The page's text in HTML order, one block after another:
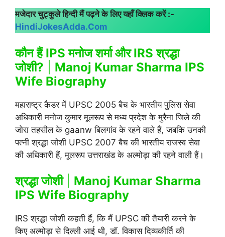
मजेदार चुट्कुले हिन्दी मैं पढ़ने के लिए यहाँ क्लिक करें :-
HindiJokesAdda.Com
कौन हैं IPS मनोज शर्मा और IRS श्रद्धा
जोशी?
Manoj Kumar Sharma IPS
Wife Biography
महाराष्ट्र कैडर में UPSC 2005 बैच के भारतीय पुलिस सेवा
अधिकारी मनोज कुमार मूलरूप से मध्य प्रदेश के मुरैना जिले की
जोरा तहसील के gaanw बिलगांव के रहने वाले हैं, जबकि उनकी
पत्नी श्रद्धा जोशी UPSC 2007 बैच की भारतीय राजस्व सेवा
की अधिकारी हैं, मूलरूप उत्तराखंड के अल्मोड़ा की रहने वाली हैं।
श्रद्धा जोशी| Manoj Kumar Sharma
IPS Wife Biography
IRS श्रद्धा जोशी कहती हैं, कि मैं UPSC की तैयारी करने के
किए अल्मोड़ा से दिल्ली आई थी, डॉ. विकास दिव्यकीर्ति की